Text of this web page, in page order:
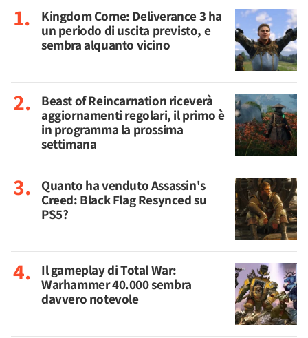
Kingdom Come: Deliverance 3 ha
un periodo di uscita previsto, e
sembra alquanto vicino
Beast of Reincarnation riceverà
aggiornamenti regolari, il primo è
in programma la prossima
settimana
Quanto ha venduto Assassin's
Creed: Black Flag Resynced su
PS5?
Il gameplay di Total War:
Warhammer 40.000 sembra
davvero notevole